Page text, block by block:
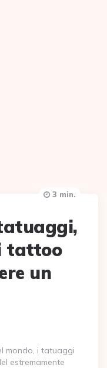
tattoo
un
3 min.
mondo, i tatuaggi
estremamente